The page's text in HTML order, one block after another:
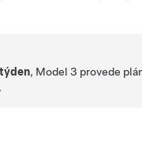
, Model 3 provede